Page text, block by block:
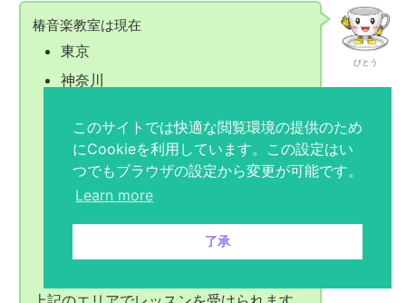
びとう
椿音楽教室は現在
東京
神奈川
千葉
大阪
京都
兵庫
このサイトでは快適な閲覧環境の提供のため
にCookieを利用しています。この設定はい
つでもブラウザの設定から変更が可能です。
Learn more
了承